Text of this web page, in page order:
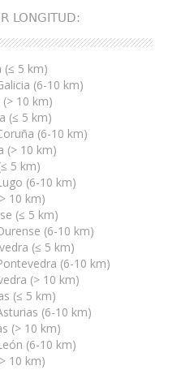
LONGITUD:
(≤ 5 km)
(6-10 km)
10 km)
(≤ 5 km)
(6-10 km)
(> 10 km)
5 km)
(6-10 km)
10 km)
(≤ 5 km)
(6-10 km)
(≤ 5 km)
(6-10 km)
(> 10 km)
(≤ 5 km)
(6-10 km)
(> 10 km)
(6-10 km)
10 km)